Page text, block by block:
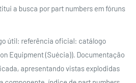
a busca por part numbers em fóruns
útil: referência oficial: catálogo
Equipment (Suécia)). Documentação
apresentando vistas explodidas